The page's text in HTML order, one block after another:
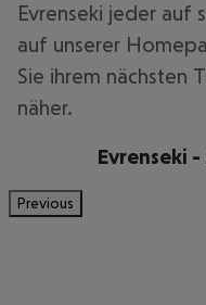
Evrenseki jeder auf
auf unserer
Sie ihrem nächsten
näher.
Evrenseki
Previous